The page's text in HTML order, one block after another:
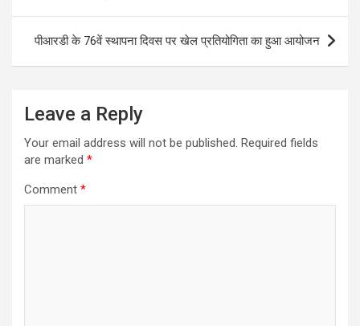
पीआरडी के 76वें स्थापना दिवस पर खेल प्रतियोगिता का हुआ आयोजन
Leave a Reply
Your email address will not be published. Required fields
are marked *
Comment *